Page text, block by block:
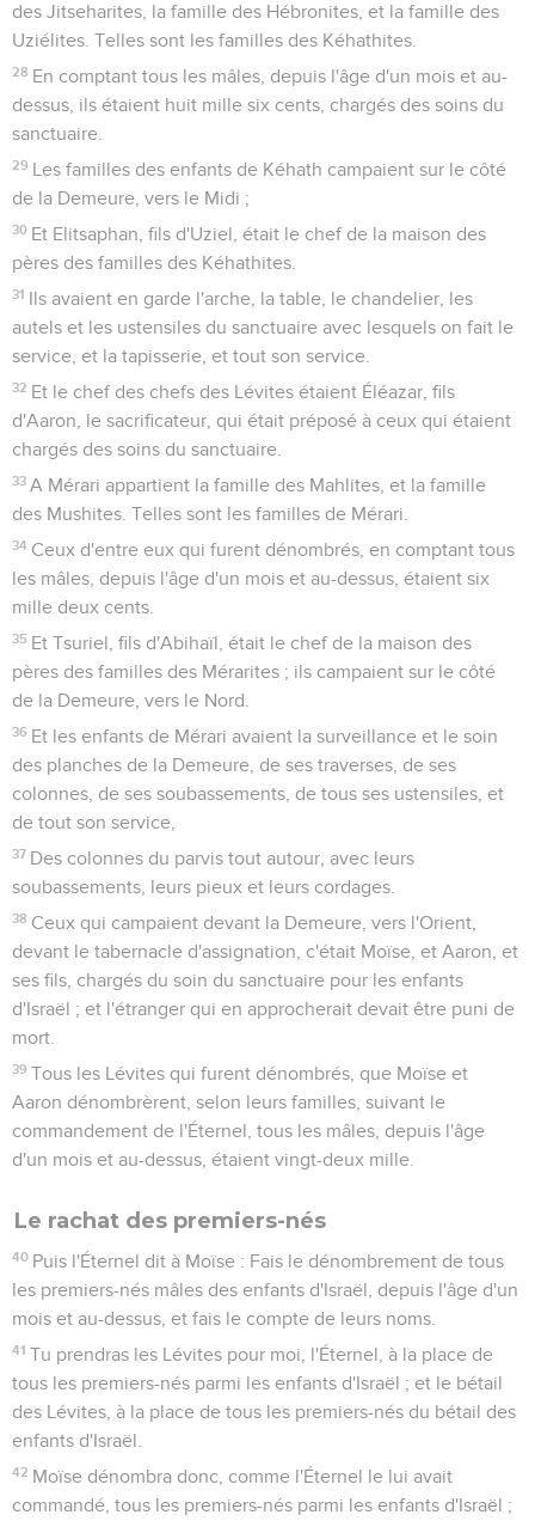
des Jitseharites, la famille des Hébronites, et la famille des
Uziélites. Telles sont les familles des Kéhathites.
28 En comptant tous les mâles, depuis l'âge d'un mois et au-
dessus, ils étaient huit mille six cents, chargés des soins du
sanctuaire.
29 Les familles des enfants de Kéhath campaient sur le côté
de la Demeure, vers le Midi ;
30 Et Elitsaphan, fils d'Uziel, était le chef de la maison des
pères des familles des Kéhathites.
31 Ils avaient en garde l'arche, la table, le chandelier, les
autels et les ustensiles du sanctuaire avec lesquels on fait le
service, et la tapisserie, et tout son service.
32 Et le chef des chefs des Lévites étaient Éléazar, fils
d'Aaron, le sacrificateur, qui était préposé à ceux qui étaient
chargés des soins du sanctuaire.
33 A Mérari appartient la famille des Mahlites, et la famille
des Mushites. Telles sont les familles de Mérari.
34 Ceux d'entre eux qui furent dénombrés, en comptant tous
les mâles, depuis l'âge d'un mois et au-dessus, étaient six
mille deux cents.
35 Et Tsuriel, fils d'Abihaïl, était le chef de la maison des
pères des familles des Mérarites ; ils campaient sur le côté
de la Demeure, vers le Nord.
36 Et les enfants de Mérari avaient la surveillance et le soin
des planches de la Demeure, de ses traverses, de ses
colonnes, de ses soubassements, de tous ses ustensiles, et
de tout son service,
37 Des colonnes du parvis tout autour, avec leurs
soubassements, leurs pieux et leurs cordages.
38 Ceux qui campaient devant la Demeure, vers l'Orient,
devant le tabernacle d'assignation, c'était Moïse, et Aaron, et
ses fils, chargés du soin du sanctuaire pour les enfants
d'Israël ; et l'étranger qui en approcherait devait être puni de
mort.
39 Tous les Lévites qui furent dénombrés, que Moïse et
Aaron dénombrèrent, selon leurs familles, suivant le
commandement de l'Éternel, tous les mâles, depuis l'âge
d'un mois et au-dessus, étaient vingt-deux mille.
Le rachat des premiers-nés
40 Puis l'Éternel dit à Moïse : Fais le dénombrement de tous
les premiers-nés mâles des enfants d'Israël, depuis l'âge d'un
mois et au-dessus, et fais le compte de leurs noms.
41 Tu prendras les Lévites pour moi, l'Éternel, à la place de
tous les premiers-nés parmi les enfants d'Israël ; et le bétail
des Lévites, à la place de tous les premiers-nés du bétail des
enfants d'Israël.
42 Moïse dénombra donc, comme l'Éternel le lui avait
commandé, tous les premiers-nés parmi les enfants d'Israël ;